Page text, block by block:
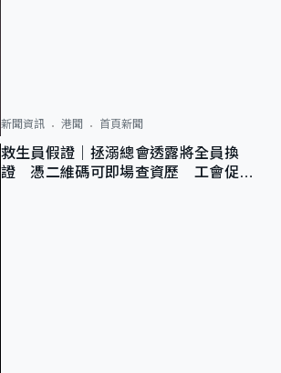
新聞資訊 港聞 首頁新聞
救生員假證｜拯溺總會透露將全員換
證 憑二維碼可即場查資歷 工會促加